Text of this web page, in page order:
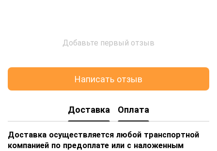
Добавьте первый отзыв
Написать отзыв
Доставка Оплата
Доставка осуществляется любой транспортной
компанией по предоплате или с наложенным